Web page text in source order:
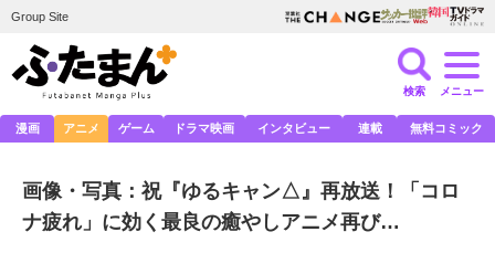
Group Site
検索 メニュー
漫画 アニメ ゲーム ドラマ映画 インタビュー 連載 無料コミック
画像・写真：祝『ゆるキャン△』再放送！「コロ
ナ疲れ」に効く最良の癒やしアニメ再び…